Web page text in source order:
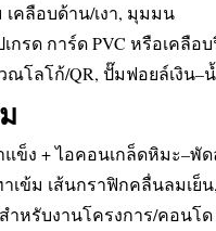
เคลือบด้าน/เงา, มุมมน
กรด การ์ด PVC หรือเคลือ
ณโลโก้/QR, ปั๊มฟอยล์เงิน–
แข็ง + ไอคอนเกล็ดหิมะ–พั
าเข้ม เส้นกราฟิกคลื่นลมเย็
สำหรับงานโครงการ/คอน